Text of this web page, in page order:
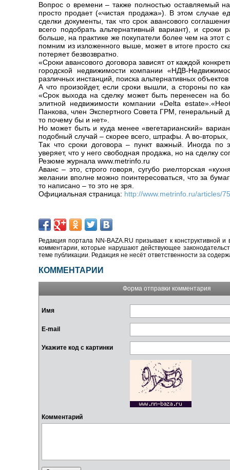
Вопрос о времени – также полностью оставляемый
просто продает («чистая продажа»). В этом случае
сделки документы, так что срок авансового
всего подобрать альтернативный вариант), и сроки
больше, на практике же покупатели более чем на
помним из изложенного выше, может в итоге просто
потеряет безвозвратно.
«Сроки авансового договора зависят от каждой
городской недвижимости компании «НДВ-
различных инстанций, поиска альтернативных
А что произойдет, если сроки вышли, а стороны по
«Срок выхода на сделку может быть перенесен на
элитной недвижимости компании «Delta
Панкова, член Экспертного Совета ГРМ, генеральный
то почему бы и нет».
Но может быть и куда менее «вегетарианский»
подобный случай – скорее всего, штрафы. А во-вторых,
Так что сроки договора – пункт важный. Иногда по
уверяет, что у него свободная продажа, но на сделку
Резюме журнала www.metrinfo.ru
Аванс – это, строго говоря, сугубо риелторская
желании вполне можно поинтересоваться, что за
то написано – то это не зря.
Официальная страница: http://www.metrinfo.ru/articles/
Редакция портала NN-BAZA.RU призывает к конструктивной
комментарии, которые нарушают действующее
теме публикации. Редакция не несёт ответственности за
КОММЕНТАРИИ
Форма отправки комментария
Имя
E-mail
Укажите код с картинки
Комментарий